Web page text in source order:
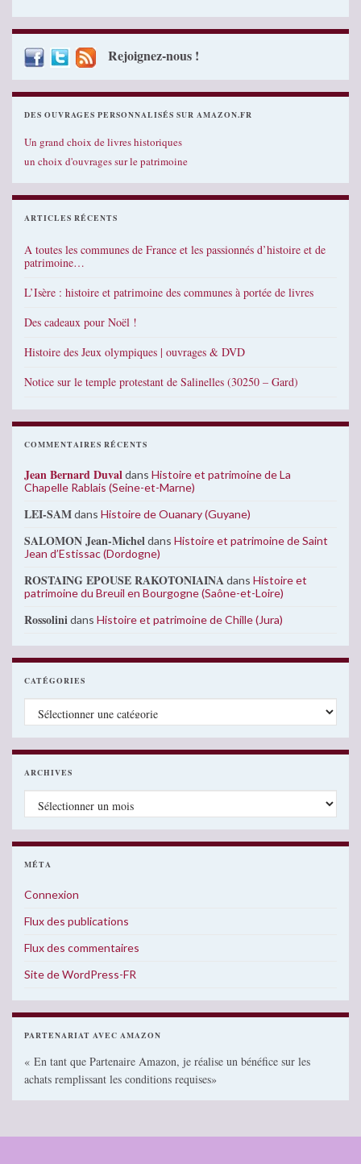
Rejoignez-nous !
DES OUVRAGES PERSONNALISÉS SUR AMAZON.FR
Un grand choix de livres historiques
un choix d'ouvrages sur le patrimoine
ARTICLES RÉCENTS
A toutes les communes de France et les passionnés d’histoire et de
patrimoine…
L’Isère : histoire et patrimoine des communes à portée de livres
Des cadeaux pour Noël !
Histoire des Jeux olympiques | ouvrages & DVD
Notice sur le temple protestant de Salinelles (30250 – Gard)
COMMENTAIRES RÉCENTS
Jean Bernard Duvaldans Histoire et patrimoine de La
Chapelle Rablais (Seine-et-Marne)
LEI-SAMdans Histoire de Ouanary (Guyane)
SALOMON Jean-Micheldans Histoire et patrimoine de Saint
Jean d’Estissac (Dordogne)
ROSTAING EPOUSE RAKOTONIAINAdans Histoire et
patrimoine du Breuil en Bourgogne (Saône-et-Loire)
Rossolinidans Histoire et patrimoine de Chille (Jura)
CATÉGORIES
Catégories
ARCHIVES
Archives
MÉTA
Connexion
Flux des publications
Flux des commentaires
Site de WordPress-FR
PARTENARIAT AVEC AMAZON
« En tant que Partenaire Amazon, je réalise un bénéfice sur les
achats remplissant les conditions requises»